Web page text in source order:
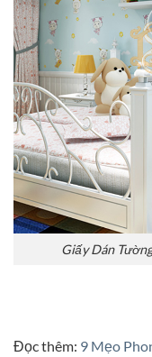
Giấy Dán
Đọc thêm: 9 Mẹo